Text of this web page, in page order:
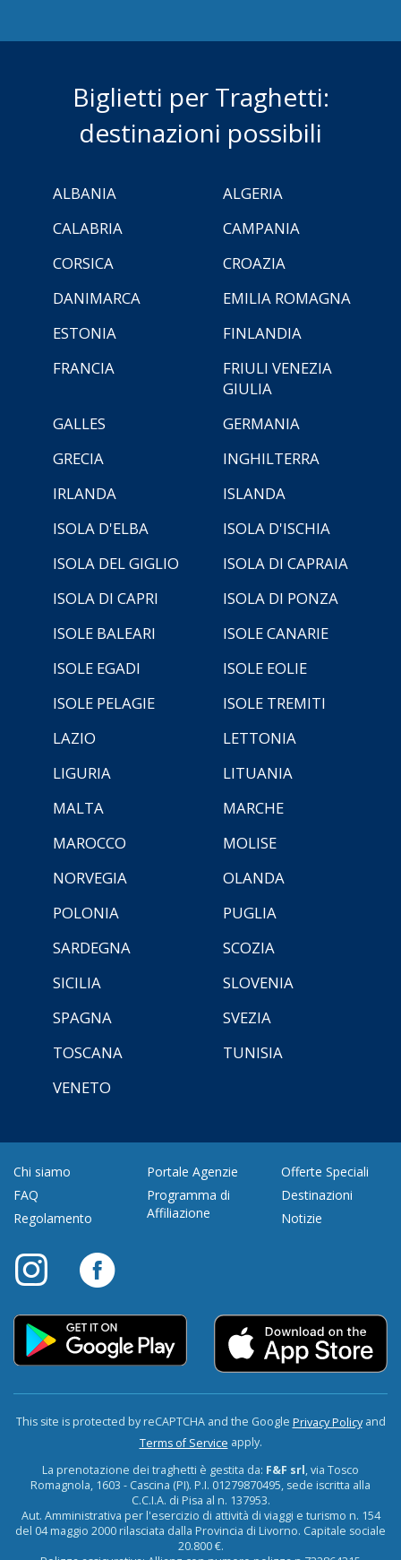
Biglietti per Traghetti:
destinazioni possibili
ALBANIA
ALGERIA
CALABRIA
CAMPANIA
CORSICA
CROAZIA
DANIMARCA
EMILIA ROMAGNA
ESTONIA
FINLANDIA
FRANCIA
FRIULI VENEZIA
GIULIA
GALLES
GERMANIA
GRECIA
INGHILTERRA
IRLANDA
ISLANDA
ISOLA D'ELBA
ISOLA D'ISCHIA
ISOLA DEL GIGLIO
ISOLA DI CAPRAIA
ISOLA DI CAPRI
ISOLA DI PONZA
ISOLE BALEARI
ISOLE CANARIE
ISOLE EGADI
ISOLE EOLIE
ISOLE PELAGIE
ISOLE TREMITI
LAZIO
LETTONIA
LIGURIA
LITUANIA
MALTA
MARCHE
MAROCCO
MOLISE
NORVEGIA
OLANDA
POLONIA
PUGLIA
SARDEGNA
SCOZIA
SICILIA
SLOVENIA
SPAGNA
SVEZIA
TOSCANA
TUNISIA
VENETO
Chi siamo
FAQ
Regolamento
Portale Agenzie
Programma di
Affiliazione
Offerte Speciali
Destinazioni
Notizie
This site is protected by reCAPTCHA and the Google Privacy Policyand
Terms of Service apply.
La prenotazione dei traghetti è gestita da: F&F srl, via Tosco
Romagnola, 1603 - Cascina (PI). P.I. 01279870495, sede iscritta alla
C.C.I.A. di Pisa al n. 137953.
Aut. Amministrativa per l'esercizio di attività di viaggi e turismo n. 154
del 04 maggio 2000 rilasciata dalla Provincia di Livorno. Capitale sociale
20.800 €.